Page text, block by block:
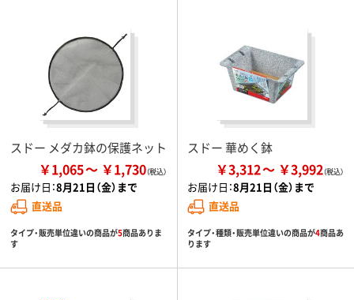
スドー メダカ鉢の保護ネット
￥1,065 ￥1,730
お届け日：8月21日（金）まで
直送品
タイプ・販売単位違いの商品が5商品ありま
す
スドー 華めく鉢
￥3,312 ￥3,992
お届け日：8月21日（金）まで
直送品
タイプ・種類・販売単位違いの商品が4商品あ
ります